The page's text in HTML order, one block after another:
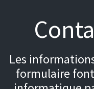
Les
formulaire